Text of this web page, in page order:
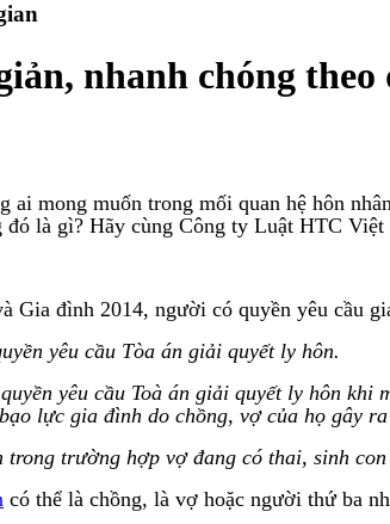
nhanh chóng
ai mong muốn trong mối quan hệ hôn
là gì? Hãy cùng Công ty Luật HTC
Gia đình 2014, người có quyền yêu cầu
yêu cầu Tòa án giải quyết ly hôn.
yêu cầu Toà án giải quyết ly hôn
lực gia đình do chồng, vợ của họ gây
trong trường hợp vợ đang có thai, sinh
có thể là chồng, là vợ hoặc người thứ ba